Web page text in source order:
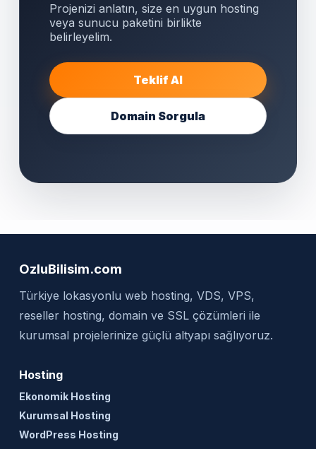
Projenizi anlatın, size en uygun hosting
veya sunucu paketini birlikte
belirleyelim.
Teklif Al
Domain Sorgula
OzluBilisim.com
Türkiye lokasyonlu web hosting, VDS, VPS,
reseller hosting, domain ve SSL çözümleri ile
kurumsal projelerinize güçlü altyapı sağlıyoruz.
Hosting
Ekonomik Hosting
Kurumsal Hosting
WordPress Hosting